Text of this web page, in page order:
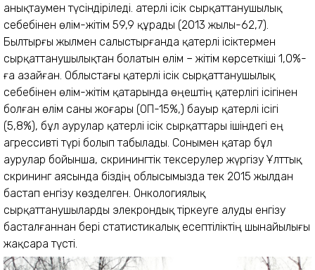
анықтаумен түсіндіріледі. Қатерлі ісік сырқаттанушылық
себебінен өлім-жітім 59,9 құрады (2013 жылы-62,7).
Былтырғы жылмен салыстырғанда қатерлі ісіктермен
сырқаттанушылықтан болатын өлім – жітім көрсеткіші 1,0%-
ға азайған. Облыстағы қатерлі ісік сырқаттанушылық
себебінен өлім-жітім қатарында өңештің қатерлігі ісігінен
болған өлім саны жоғары (ОП-15%,) бауыр қатерлі ісігі
(5,8%), бұл аурулар қатерлі ісік сырқаттары ішіндегі ең
агрессивті түрі болып табылады. Сонымен қатар бұл
аурулар бойынша, скринингтік тексерулер жүргізу Ұлттық
скрининг аясында біздің облысымызда тек 2015 жылдан
бастап енгізу көзделген. Онкологиялық
сырқаттанушыларды элекрондық тіркеуге алуды енгізу
басталғаннан бері статистикалық есептіліктің шынайылығы
жақсара түсті.